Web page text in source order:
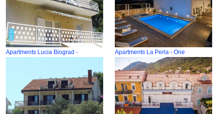
Apartments Lucia Biograd - Apartments La Perla - One